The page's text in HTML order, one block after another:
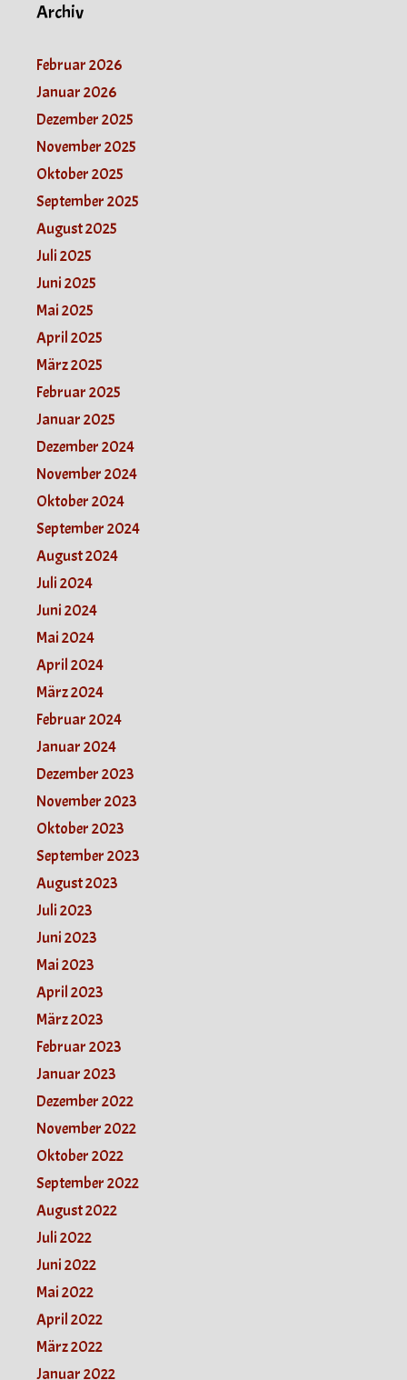
Archiv
Februar 2026
Januar 2026
Dezember 2025
November 2025
Oktober 2025
September 2025
August 2025
Juli 2025
Juni 2025
Mai 2025
April 2025
März 2025
Februar 2025
Januar 2025
Dezember 2024
November 2024
Oktober 2024
September 2024
August 2024
Juli 2024
Juni 2024
Mai 2024
April 2024
März 2024
Februar 2024
Januar 2024
Dezember 2023
November 2023
Oktober 2023
September 2023
August 2023
Juli 2023
Juni 2023
Mai 2023
April 2023
März 2023
Februar 2023
Januar 2023
Dezember 2022
November 2022
Oktober 2022
September 2022
August 2022
Juli 2022
Juni 2022
Mai 2022
April 2022
März 2022
Januar 2022